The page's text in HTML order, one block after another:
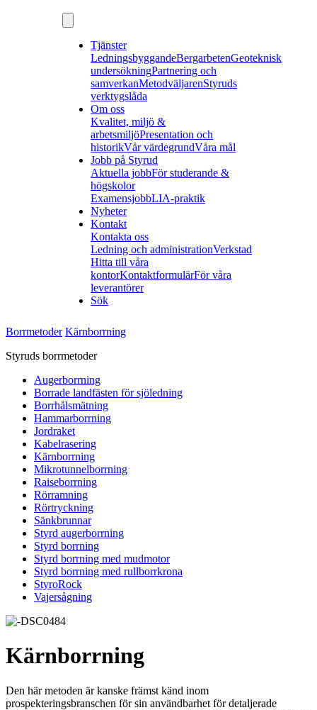
Tjänster
LedningsbyggandeBergarbetenGeoteknisk
undersökningPartnering och
samverkanMetodväljarenStyruds
verktygslåda
Om oss
Kvalitet, miljö &
arbetsmiljöPresentation och
historikVår värdegrundVåra mål
Jobb på Styrud
Aktuella jobbFör studerande &
högskolor
ExamensjobbLIA-praktik
Nyheter
Kontakt
Kontakta oss
Ledning och administrationVerkstad
Hitta till våra
kontorKontaktformulärFör våra
leverantörer
Sök
Borrmetoder Kärnborrning
Styruds borrmetoder
Augerborrning
Borrade landfästen för sjöledning
Borrhålsmätning
Hammarborrning
Jordraket
Kabelrasering
Kärnborrning
Mikrotunnelborrning
Raiseborrning
Rörramning
Rörtryckning
Sänkbrunnar
Styrd augerborrning
Styrd borrning
Styrd borrning med mudmotor
Styrd borrning med rullborrkrona
StyroRock
Vajersågning
Kärnborrning
Den här metoden är kanske främst känd inom
prospekteringsbranschen för sin användbarhet för detaljerade